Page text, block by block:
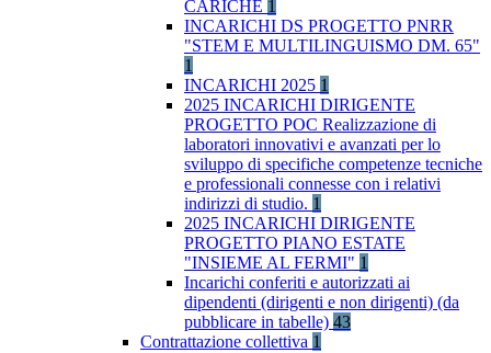
CARICHE 1
INCARICHI DS PROGETTO PNRR
"STEM E MULTILINGUISMO DM. 65"
1
INCARICHI 2025 1
2025 INCARICHI DIRIGENTE
PROGETTO POC Realizzazione di
laboratori innovativi e avanzati per lo
sviluppo di specifiche competenze tecniche
e professionali connesse con i relativi
indirizzi di studio. 1
2025 INCARICHI DIRIGENTE
PROGETTO PIANO ESTATE
"INSIEME AL FERMI" 1
Incarichi conferiti e autorizzati ai
dipendenti (dirigenti e non dirigenti) (da
pubblicare in tabelle) 43
Contrattazione collettiva 1